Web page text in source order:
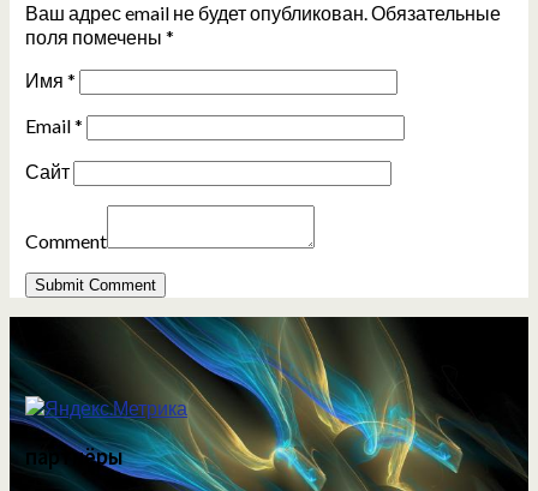
Ваш адрес email не будет опубликован.Обязательные
поля помечены *
Имя *
Email*
Сайт
Comment
партнёры